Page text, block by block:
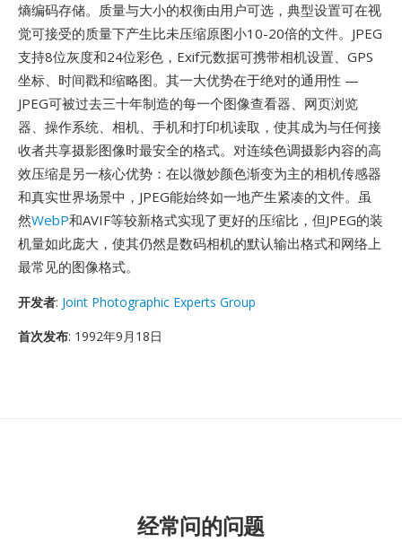
熵编码存储。质量与大小的权衡由用户可选，典型设置可在视
觉可接受的质量下产生比未压缩原图小10-20倍的文件。JPEG
支持8位灰度和24位彩色，Exif元数据可携带相机设置、GPS
坐标、时间戳和缩略图。其一大优势在于绝对的通用性 —
JPEG可被过去三十年制造的每一个图像查看器、网页浏览
器、操作系统、相机、手机和打印机读取，使其成为与任何接
收者共享摄影图像时最安全的格式。对连续色调摄影内容的高
效压缩是另一核心优势：在以微妙颜色渐变为主的相机传感器
和真实世界场景中，JPEG能始终如一地产生紧凑的文件。虽
然WebP和AVIF等较新格式实现了更好的压缩比，但JPEG的装
机量如此庞大，使其仍然是数码相机的默认输出格式和网络上
最常见的图像格式。
开发者: Joint Photographic Experts Group
首次发布: 1992年9月18日
经常问的问题